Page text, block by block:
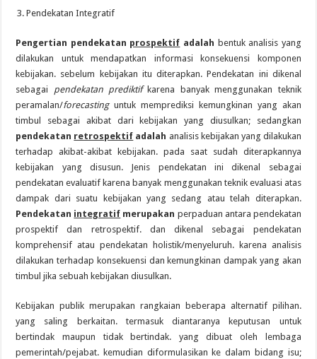
Pendekatan Integratif
Pengertian pendekatan prospektif adalah bentuk analisis yang
dilakukan untuk mendapatkan informasi konsekuensi komponen
kebijakan. sebelum kebijakan itu diterapkan. Pendekatan ini dikenal
sebagai pendekatan prediktifkarena banyak menggunakan teknik
peramalan/forecastinguntuk memprediksi kemungkinan yang akan
timbul sebagai akibat dari kebijakan yang diusulkan; sedangkan
pendekatan retrospektif adalah analisis kebijakan yang dilakukan
terhadap akibat-akibat kebijakan. pada saat sudah diterapkannya
kebijakan yang disusun. Jenis pendekatan ini dikenal sebagai
pendekatan evaluatif karena banyak menggunakan teknik evaluasi atas
dampak dari suatu kebijakan yang sedang atau telah diterapkan.
Pendekatan integratif merupakan perpaduan antara pendekatan
prospektif dan retrospektif. dan dikenal sebagai pendekatan
komprehensif atau pendekatan holistik/menyeluruh. karena analisis
dilakukan terhadap konsekuensi dan kemungkinan dampak yang akan
timbul jika sebuah kebijakan diusulkan.
Kebijakan publik merupakan rangkaian beberapa alternatif pilihan.
yang saling berkaitan. termasuk diantaranya keputusan untuk
bertindak maupun tidak bertindak. yang dibuat oleh lembaga
pemerintah/pejabat. kemudian diformulasikan ke dalam bidang isu;